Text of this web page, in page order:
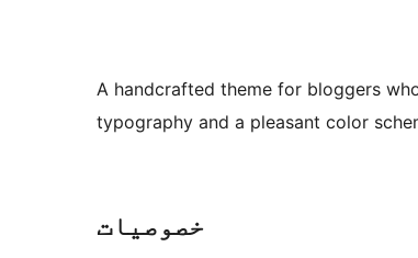
A handcrafted theme for bloggers
typography and a pleasant color
خصوصیات